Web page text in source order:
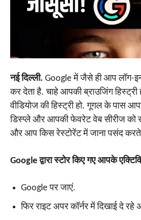
नई दिल्ली. Google में जैसे ही आप लॉग-
कर देता है. चाहे आपकी ब्राउजिंग
वीडियोज की हिस्ट्री हो. गूगल के पास
डिस्प्ले और आपकी फेवरेट वेब सीरीज को
और आप किस रेस्टोरेंट में जाना पसंद
Google द्वारा स्टोर किए गए आपके
Google पर जाएं.
फिर राइट अपर कॉर्नर में दिखाई दे